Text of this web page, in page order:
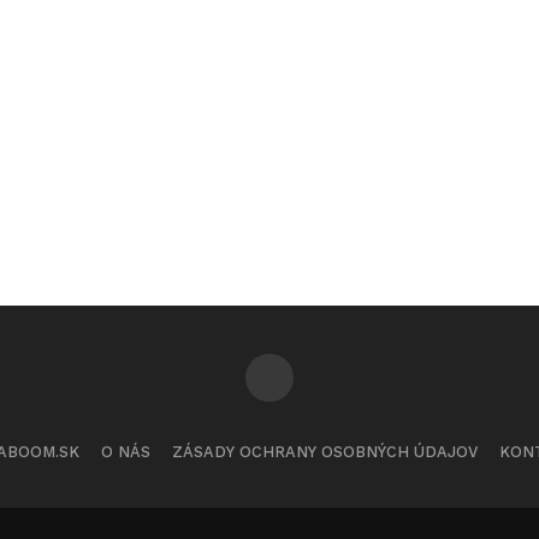
O NÁS ZÁSADY OCHRANY OSOBNÝCH ÚDAJOV